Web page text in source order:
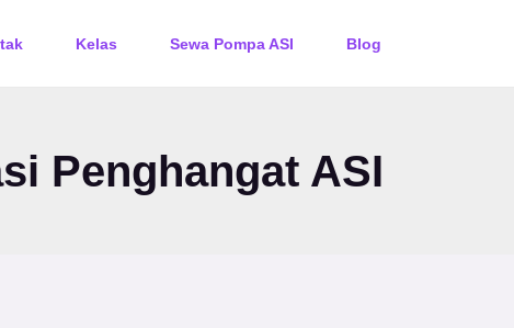
Kelas Sewa Pompa ASI Blog
Penghangat ASI